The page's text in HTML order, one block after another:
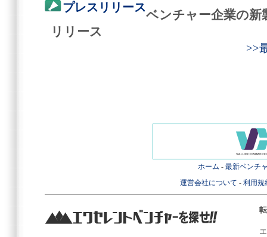
プレスリリース
ベンチャー企業の新
リリース
>>
ホーム - 最新ベンチ
運営会社について - 利用規